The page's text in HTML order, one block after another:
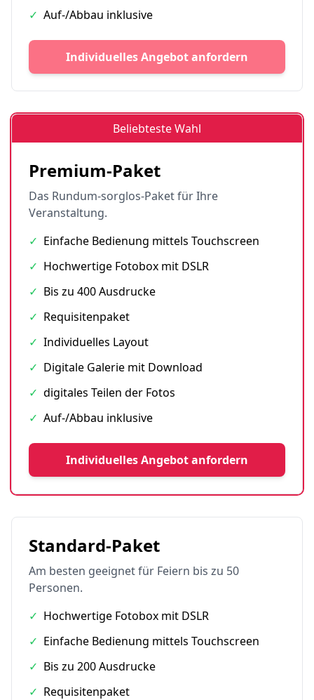
✓ Auf-/Abbau inklusive
Individuelles Angebot anfordern
Beliebteste Wahl
Premium-Paket
Das Rundum-sorglos-Paket für Ihre
Veranstaltung.
✓ Einfache Bedienung mittels Touchscreen
✓ Hochwertige Fotobox mit DSLR
✓ Bis zu 400 Ausdrucke
✓ Requisitenpaket
✓ Individuelles Layout
✓ Digitale Galerie mit Download
✓ digitales Teilen der Fotos
✓ Auf-/Abbau inklusive
Individuelles Angebot anfordern
Standard-Paket
Am besten geeignet für Feiern bis zu 50
Personen.
✓ Hochwertige Fotobox mit DSLR
✓ Einfache Bedienung mittels Touchscreen
✓ Bis zu 200 Ausdrucke
✓ Requisitenpaket